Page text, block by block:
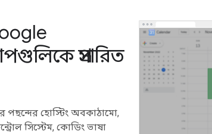
প্রসারিত
পছন্দের হোস্টিং অবকাঠামো,
সিস্টেম, কোডিং ভাষা